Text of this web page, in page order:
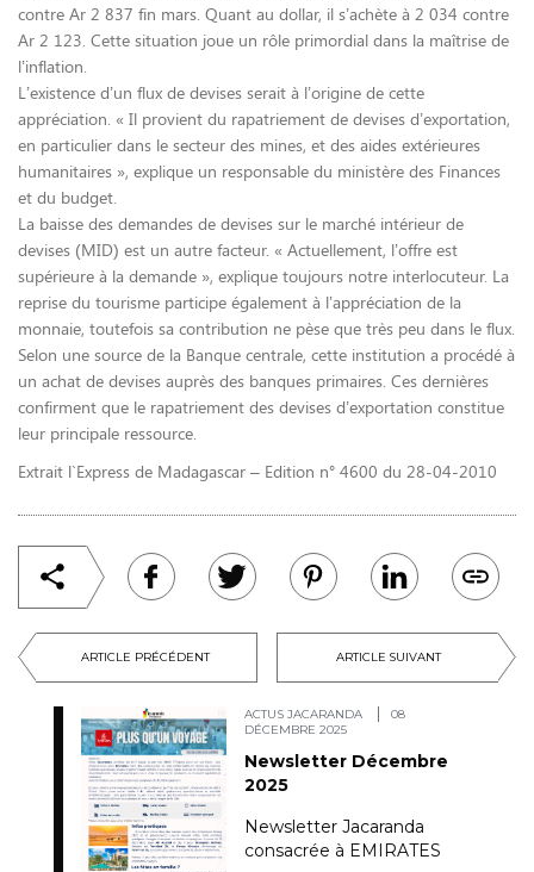
ARTICLE PRÉCÉDENT ARTICLE SUIVANT
ACTUS JACARANDA
08
DÉCEMBRE 2025
Newsletter Décembre
2025
Newsletter Jacaranda
consacrée à EMIRATES
contre Ar 2 837 fin mars. Quant au dollar, il s’achète à 2 034 contre
Ar 2 123. Cette situation joue un rôle primordial dans la maîtrise de
l’inflation.
L’existence d’un flux de devises serait à l’origine de cette
appréciation. « Il provient du rapatriement de devises d’exportation,
en particulier dans le secteur des mines, et des aides extérieures
humanitaires », explique un responsable du ministère des Finances
et du budget.
La baisse des demandes de devises sur le marché intérieur de
devises (MID) est un autre facteur. « Actuellement, l’offre est
supérieure à la demande », explique toujours notre interlocuteur. La
reprise du tourisme participe également à l’appréciation de la
monnaie, toutefois sa contribution ne pèse que très peu dans le flux.
Selon une source de la Banque centrale, cette institution a procédé à
un achat de devises auprès des banques primaires. Ces dernières
confirment que le rapatriement des devises d’exportation constitue
leur principale ressource.
Extrait l`Express de Madagascar – Edition n° 4600 du 28-04-2010